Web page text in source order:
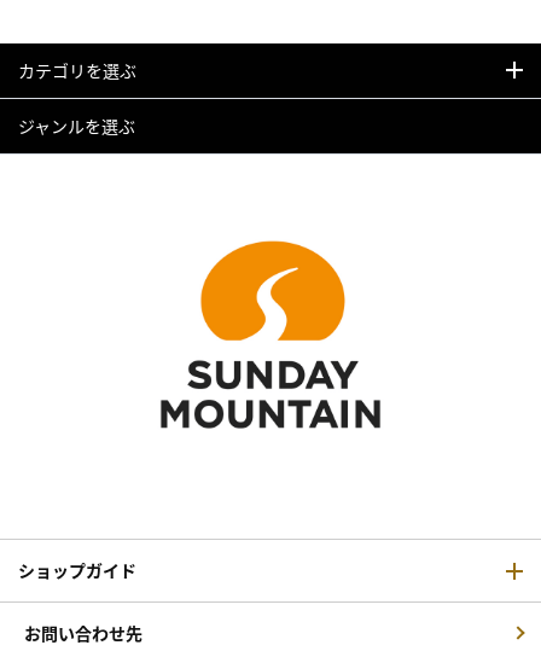
カテゴリを選ぶ
ジャンルを選ぶ
ショップガイド
お問い合わせ先